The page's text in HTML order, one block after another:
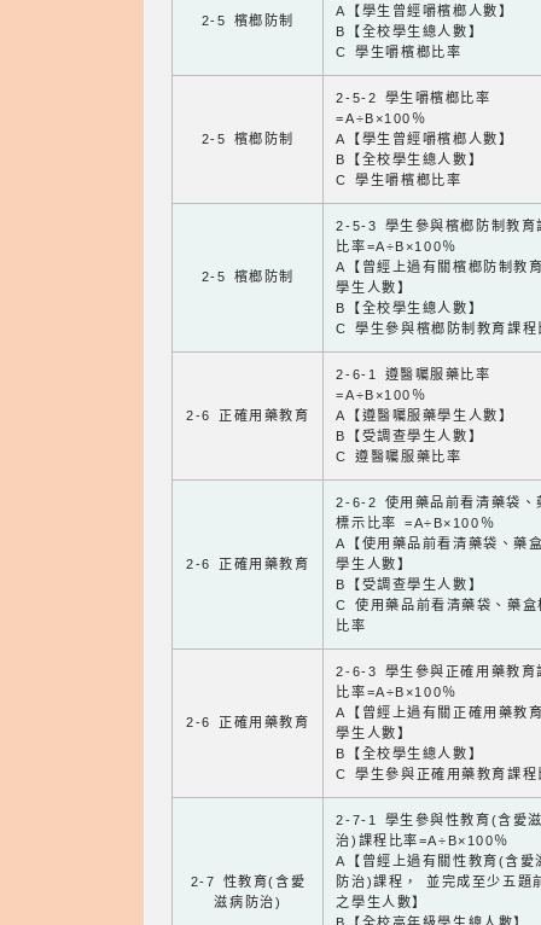
2-5 檳榔防制
A【學生曾經嚼檳榔人數】
B【全校學生總人數】
C 學生嚼檳榔比率
2-5 檳榔防制
2-5-2 學生嚼檳榔比率
=A÷B×100％
A【學生曾經嚼檳榔人數】
B【全校學生總人數】
C 學生嚼檳榔比率
2-5 檳榔防制
2-5-3 學生參與檳榔防制教育
比率=A÷B×100％
A【曾經上過有關檳榔防制教
學生人數】
B【全校學生總人數】
C 學生參與檳榔防制教育課程
2-6 正確用藥教育
2-6-1 遵醫囑服藥比率
=A÷B×100％
A【遵醫囑服藥學生人數】
B【受調查學生人數】
C 遵醫囑服藥比率
2-6 正確用藥教育
2-6-2 使用藥品前看清藥袋、
標示比率 =A÷B×100％
A【使用藥品前看清藥袋、藥
學生人數】
B【受調查學生人數】
C 使用藥品前看清藥袋、藥盒
比率
2-6 正確用藥教育
2-6-3 學生參與正確用藥教育
比率=A÷B×100％
A【曾經上過有關正確用藥教
學生人數】
B【全校學生總人數】
C 學生參與正確用藥教育課程
2-7 性教育(含愛
滋病防治)
2-7-1 學生參與性教育(含愛
治)課程比率=A÷B×100％
A【曾經上過有關性教育(含愛
防治)課程， 並完成至少五題
之學生人數】